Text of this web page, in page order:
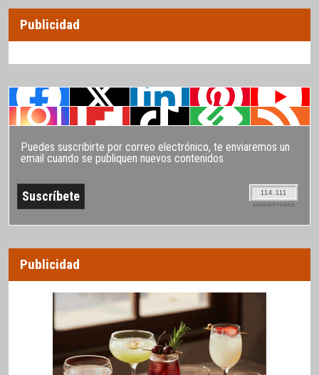
Publicidad
Puedes suscribirte por correo electrónico, te enviaremos un
email cuando se publiquen nuevos contenidos
114.111
SUSCRIPTORES
Publicidad